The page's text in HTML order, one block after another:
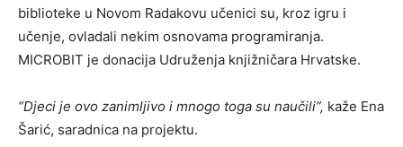
biblioteke u Novom Radakovu učenici su, kroz igru i
učenje, ovladali nekim osnovama programiranja.
MICROBIT je donacija Udruženja knjižničara Hrvatske.
“Djeci je ovo zanimljivo i mnogo toga su naučili”, kaže Ena
Šarić, saradnica na projektu.